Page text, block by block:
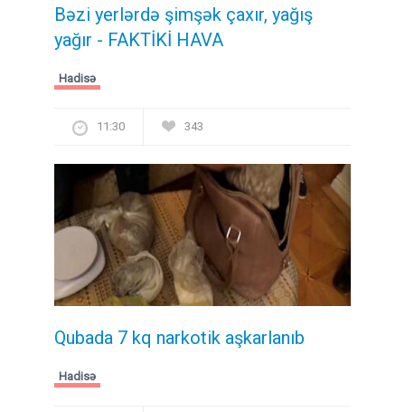
Bəzi yerlərdə şimşək çaxır, yağış
yağır - FAKTİKİ HAVA
Hadisə
11:30 343
Qubada 7 kq narkotik aşkarlanıb
Hadisə